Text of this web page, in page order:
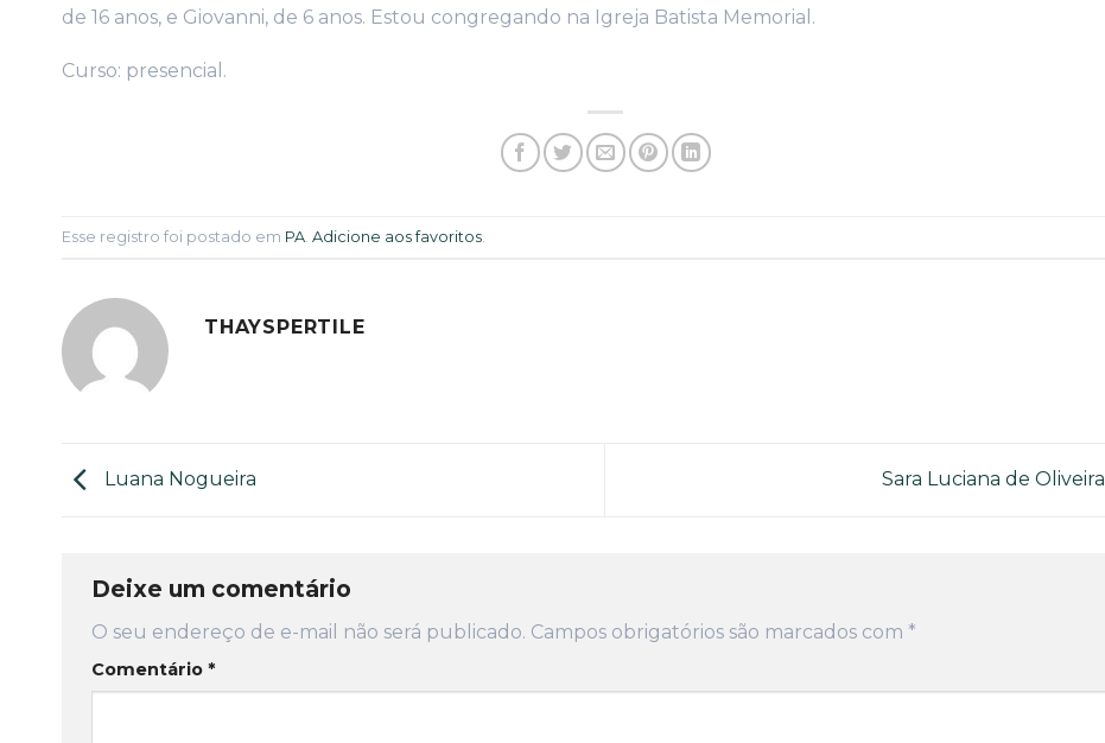
de 16 anos, e Giovanni, de 6 anos. Estou congregando na Igreja Batista Memorial.
Curso: presencial.
Esse registro foi postado em PA Adicione aos favoritos
THAYSPERTILE
Luana Nogueira Sara Luciana de Oliveira
Deixe um comentário
O seu endereço de e-mail não será publicado. Campos obrigatórios são marcados com *
Comentário *